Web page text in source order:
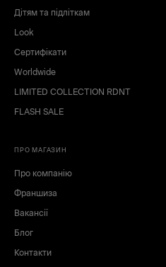
Дітям та підліткам
Look
Сертифікати
Worldwide
LIMITED COLLECTION RDNT
FLASH SALE
ПРО МАГАЗИН
Про компанію
Франшиза
Вакансії
Блог
Контакти